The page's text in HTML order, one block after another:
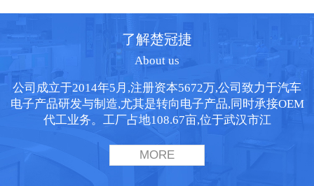
了解楚冠捷
About us
公司成立于2014年5月,注册资本5672万,公司致力于汽车
电子产品研发与制造,尤其是转向电子产品,同时承接OEM
代工业务。工厂占地108.67亩,位于武汉市江
MORE